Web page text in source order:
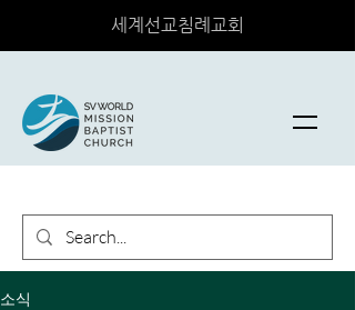
세계선교침례교회
소식